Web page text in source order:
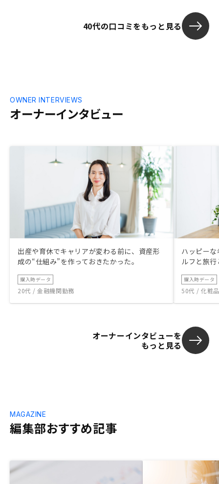
したが、セールスの方の力強い説明に納得
ジが必要だと
務なのかを改
40代の口コミをもっと見る
オーナーインタビュー
OWNER INTERVIEWS
出産や育休でキャリアが変わる前に、資産形
成の“仕組み”を作っておきたかった。
購入時データ
20代 / 金融機関勤務
ハッピー
ルフと旅
購入時データ
50代 / 化粧
オーナーインタビューを
もっと見る
編集部おすすめ記事
MAGAZINE